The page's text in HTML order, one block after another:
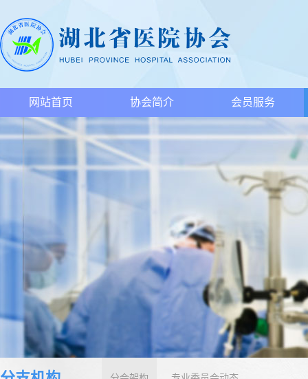
网站首页 协会简介 会员服务